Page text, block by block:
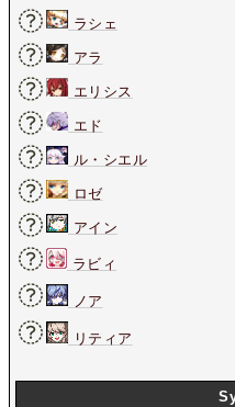
ラシェ
アラ
エリシス
エド
ル・シエル
ロゼ
アイン
ラビィ
ノア
リティア